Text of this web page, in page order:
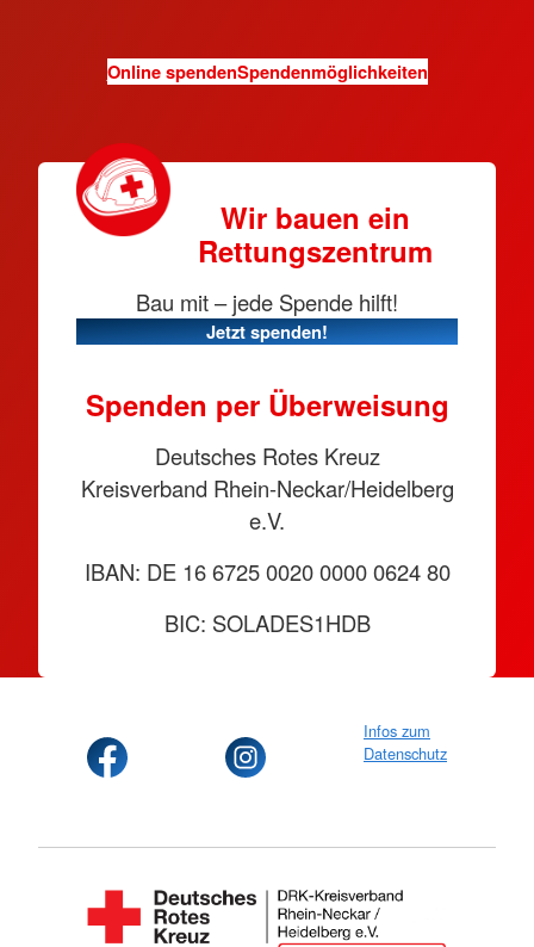
Online spendenSpendenmöglichkeiten
Wir bauen ein
Rettungszentrum
Bau mit – jede Spende hilft!
Jetzt spenden!
Spenden per Überweisung
Deutsches Rotes Kreuz
Kreisverband Rhein-Neckar/Heidelberg
e.V.
IBAN: DE 16 6725 0020 0000 0624 80
BIC: SOLADES1HDB
Infos zum
Datenschutz